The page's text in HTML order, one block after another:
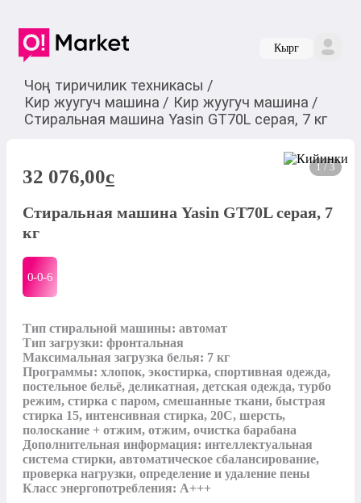
Кырг
Чоң тиричилик техникасы /
Кир жуугуч машина / Кир жуугуч машина /
Стиральная машина Yasin GT70L серая, 7 кг
1 / 3
32 076,00c
Стиральная машина Yasin GT70L серая, 7
кг
0-0-6
Тип стиральной машины: автомат
Тип загрузки: фронтальная
Максимальная загрузка белья: 7 кг
Программы: хлопок, экостирка, спортивная одежда,
постельное бельё, деликатная, детская одежда, турбо
режим, стирка с паром, смешанные ткани, быстрая
стирка 15, интенсивная стирка, 20С, шерсть,
полоскание + отжим, отжим, очистка барабана
Дополнительная информация: интеллектуальная
система стирки, автоматическое сбалансирование,
проверка нагрузки, определение и удаление пены
Класс энергопотребления: А+++